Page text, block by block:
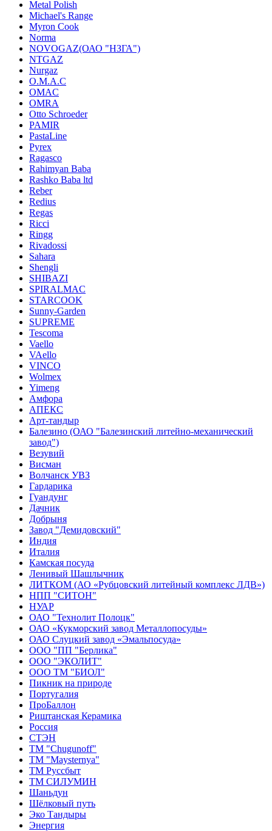
Metal Polish
Michael's Range
Myron Cook
Norma
NOVOGAZ(ОАО "НЗГА")
NTGAZ
Nurgaz
O.M.A.C
OMAC
OMRA
Otto Schroeder
PAMIR
PastaLine
Pyrex
Ragasco
Rahimyan Baba
Rashko Baba ltd
Reber
Redius
Regas
Ricci
Ringg
Rivadossi
Sahara
Shengli
SHIBAZI
SPIRALMAC
STARCOOK
Sunny-Garden
SUPREME
Tescoma
Vaello
VAello
VINCO
Wolmex
Yimeng
Амфора
АПЕКС
Арт-тандыр
Балезино (ОАО "Балезинский литейно-механический
завод")
Везувий
Висман
Волчанск УВЗ
Гардарика
Гуандунг
Дачник
Добрыня
Завод "Демидовский"
Индия
Италия
Камская посуда
Ленивый Шашлычник
ЛИТКОМ (АО «Рубцовский литейный комплекс ЛДВ»)
НПП "СИТОН"
НУАР
ОАО "Технолит Полоцк"
ОАО «Кукморский завод Металлопосуды»
ОАО Слуцкий завод «Эмальпосуда»
ООО "ПП "Берлика"
ООО "ЭКОЛИТ"
ООО ТМ "БИОЛ"
Пикник на природе
Португалия
ПроБаллон
Риштанская Керамика
Россия
СТЭН
ТМ "Chugunoff"
ТМ "Maysternya"
ТМ Руссбыт
ТМ СИЛУМИН
Шаньдун
Шёлковый путь
Эко Тандыры
Энергия